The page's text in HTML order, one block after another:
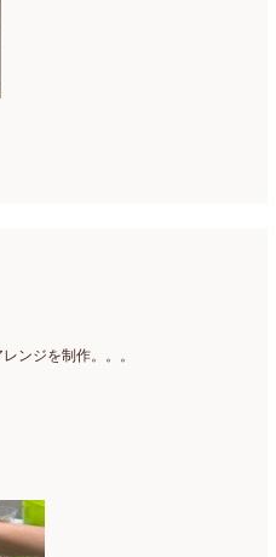
ンジを制作。。。